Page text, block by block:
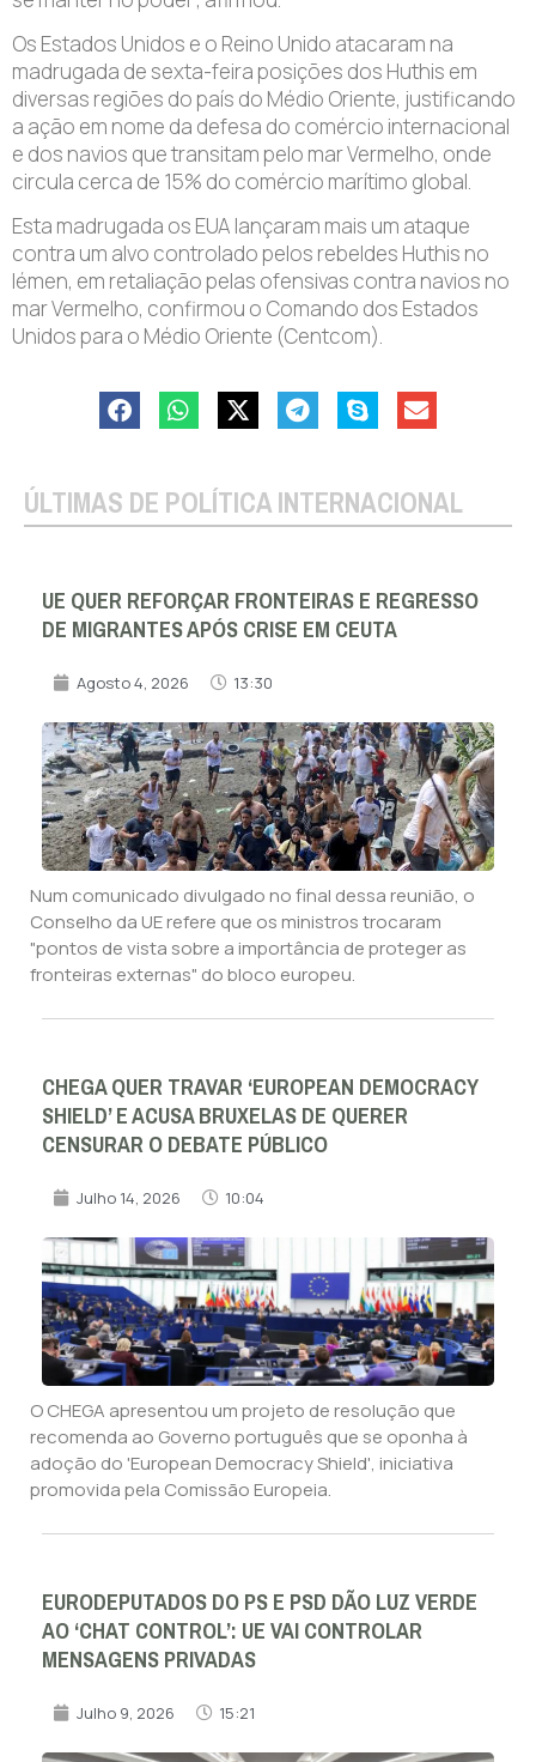
Os Estados Unidos e o Reino Unido atacaram na
madrugada de sexta-feira posições dos Huthis em
diversas regiões do país do Médio Oriente, justificando
a ação em nome da defesa do comércio internacional
e dos navios que transitam pelo mar Vermelho, onde
circula cerca de 15% do comércio marítimo global.
Esta madrugada os EUA lançaram mais um ataque
contra um alvo controlado pelos rebeldes Huthis no
Iémen, em retaliação pelas ofensivas contra navios no
mar Vermelho, confirmou o Comando dos Estados
Unidos para o Médio Oriente (Centcom).
ÚLTIMAS DE POLÍTICA INTERNACIONAL
UE QUER REFORÇAR FRONTEIRAS E REGRESSO
DE MIGRANTES APÓS CRISE EM CEUTA
Agosto 4, 2026 13:30
Num comunicado divulgado no final dessa reunião, o
Conselho da UE refere que os ministros trocaram
"pontos de vista sobre a importância de proteger as
fronteiras externas" do bloco europeu.
CHEGA QUER TRAVAR ‘EUROPEAN DEMOCRACY
SHIELD’ E ACUSA BRUXELAS DE QUERER
CENSURAR O DEBATE PÚBLICO
Julho 14, 2026 10:04
O CHEGA apresentou um projeto de resolução que
recomenda ao Governo português que se oponha à
adoção do 'European Democracy Shield', iniciativa
promovida pela Comissão Europeia.
EURODEPUTADOS DO PS E PSD DÃO LUZ VERDE
AO ‘CHAT CONTROL’: UE VAI CONTROLAR
MENSAGENS PRIVADAS
Julho 9, 2026 15:21